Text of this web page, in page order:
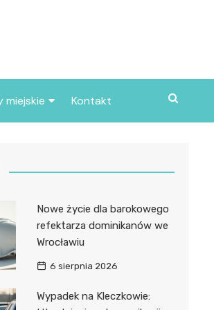
miejskie Kontakt
Nowe życie dla barokowego
refektarza dominikanów we
Wrocławiu
6 sierpnia 2026
Wypadek na Kleczkowie: